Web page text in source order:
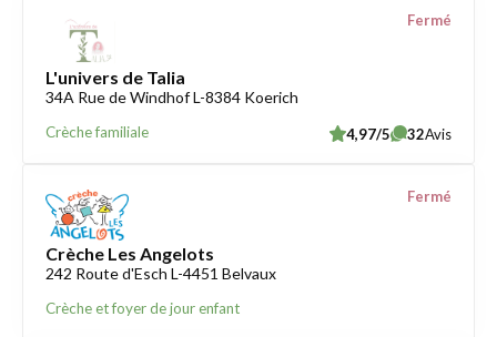
L'univers de Talia
34A Rue de Windhof L-8384 Koerich
Crèche familiale
Fermé
4,97/5 32Avis
Crèche Les Angelots
242 Route d'Esch L-4451 Belvaux
Crèche et foyer de jour enfant
Fermé